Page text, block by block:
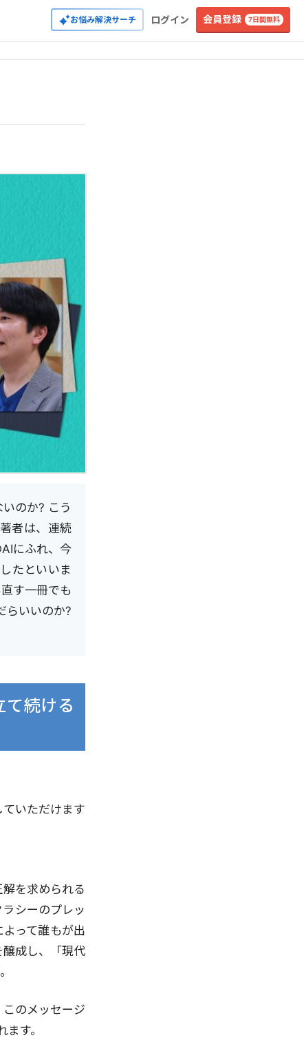
お悩み解決サーチ ログイン 会員登録 7日間無料
のか? こう
者は、連続
にふれ、今
たといいま
す一冊でも
らいいのか?
て続ける
いただけます
を求められる
シーのプレッ
って誰もが出
成し、「現代
のメッセージ
す。